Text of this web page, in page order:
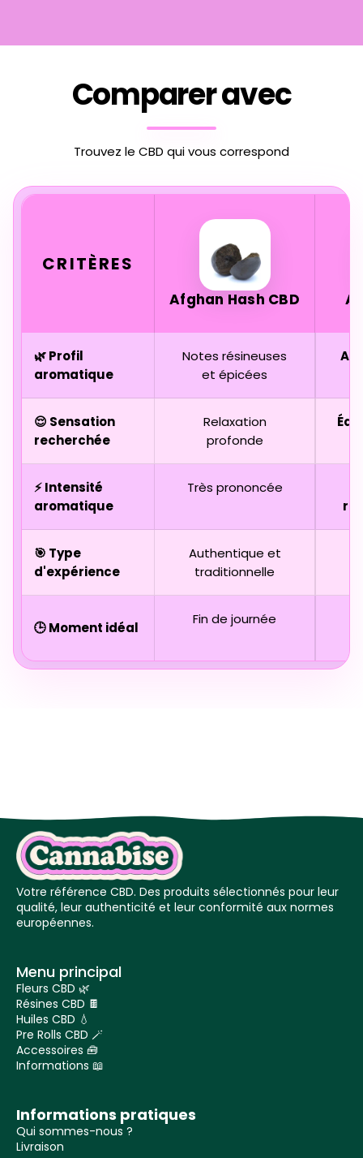
Comparer avec
Trouvez le CBD qui vous correspond
CRITÈRES
Afghan Hash CBD
🌿 Profil
aromatique
Notes résineuses
et épicées
😌 Sensation
recherchée
Relaxation
profonde
⚡ Intensité
aromatique
Très prononcée
🎯 Type
d'expérience
Authentique et
traditionnelle
🕒 Moment idéal
Fin de journée
Votre référence CBD. Des produits sélectionnés pour leur
qualité, leur authenticité et leur conformité aux normes
européennes.
Menu principal
Fleurs CBD 🌿
Résines CBD 🍫
Huiles CBD 💧
Pre Rolls CBD 🪄
Accessoires 🧰
Informations 📖
Informations pratiques
Qui sommes-nous ?
Livraison